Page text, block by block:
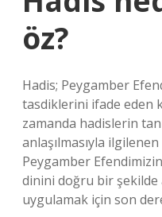
öz?
Hadis; Peygamber
tasdiklerini ifade eden
zamanda hadislerin
anlaşılmasıyla
Peygamber
dinini doğru bir şekilde
uygulamak için son